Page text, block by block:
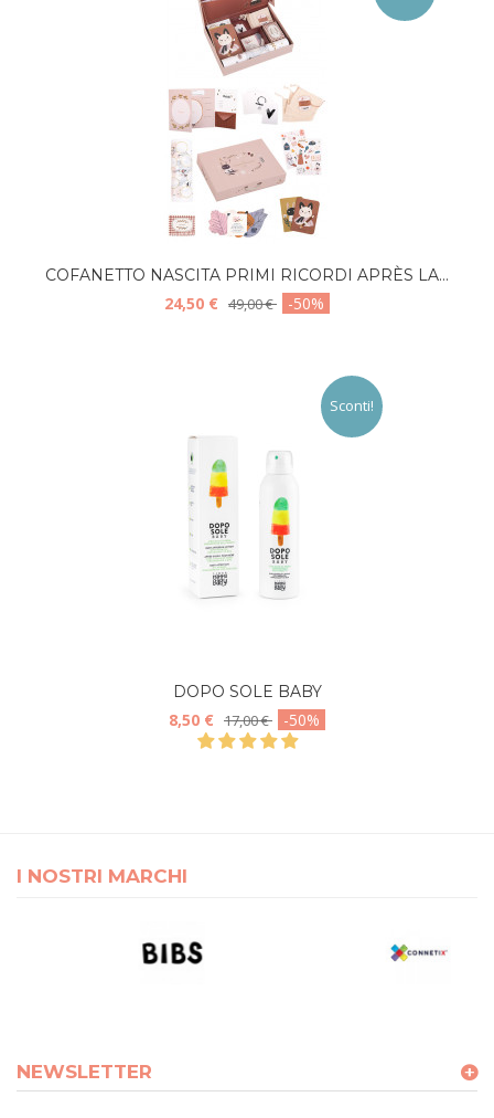
COFANETTO NASCITA PRIMI RICORDI APRÈS LA...
24,50 € 49,00 € -50%
Sconti!
DOPO SOLE BABY
8,50 € 17,00 € -50%
I NOSTRI MARCHI
NEWSLETTER